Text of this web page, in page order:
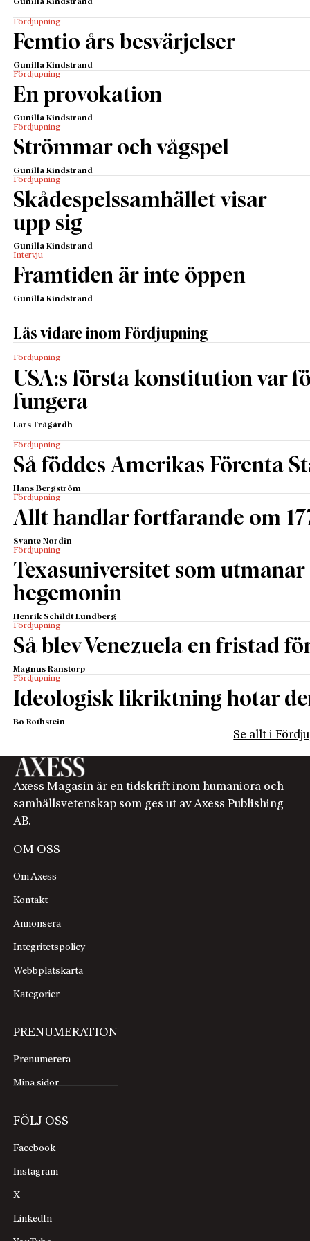
Gunilla Kindstrand
Fördjupning
Femtio års besvärjelser
Gunilla Kindstrand
Fördjupning
En provokation
Gunilla Kindstrand
Fördjupning
Strömmar och vågspel
Gunilla Kindstrand
Fördjupning
Skådespelssamhället visar
upp sig
Gunilla Kindstrand
Intervju
Framtiden är inte öppen
Gunilla Kindstrand
Läs vidare inom Fördjupning
Fördjupning
USA:s första konstitution var
fungera
Lars Trägårdh
Fördjupning
Så föddes Amerikas Förenta
Hans Bergström
Fördjupning
Allt handlar fortfarande om
Svante Nordin
Fördjupning
Texasuniversitet som utmanar
hegemonin
Henrik Schildt Lundberg
Fördjupning
Så blev Venezuela en fristad
Magnus Ranstorp
Fördjupning
Ideologisk likriktning hotar
Bo Rothstein
Se allt i
Axess Magasin är en tidskrift inom humaniora och
samhällsvetenskap som ges ut av Axess Publishing
AB.
OM OSS
Om Axess
Kontakt
Annonsera
Integritetspolicy
Webbplatskarta
Kategorier
PRENUMERATION
Prenumerera
Mina sidor
FÖLJ OSS
Facebook
Instagram
X
LinkedIn